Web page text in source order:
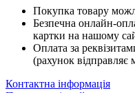
Покупка товару
Безпечна онлайн-
картки на нашому
Оплата за
(рахунок відправляє
Контактна інформація